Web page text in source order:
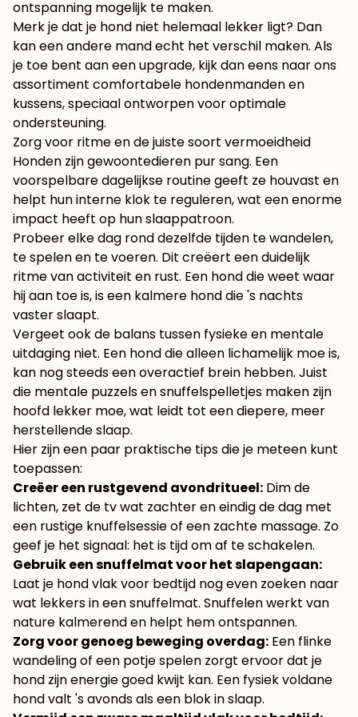
ontspanning mogelijk te maken.
Merk je dat je hond niet helemaal lekker ligt? Dan
kan een andere mand echt het verschil maken. Als
je toe bent aan een upgrade, kijk dan eens naar ons
assortiment comfortabele hondenmanden en
kussens, speciaal ontworpen voor optimale
ondersteuning.
Zorg voor ritme en de juiste soort vermoeidheid
Honden zijn gewoontedieren pur sang. Een
voorspelbare dagelijkse routine geeft ze houvast en
helpt hun interne klok te reguleren, wat een enorme
impact heeft op hun slaappatroon.
Probeer elke dag rond dezelfde tijden te wandelen,
te spelen en te voeren. Dit creëert een duidelijk
ritme van activiteit en rust. Een hond die weet waar
hij aan toe is, is een kalmere hond die 's nachts
vaster slaapt.
Vergeet ook de balans tussen fysieke en mentale
uitdaging niet. Een hond die alleen lichamelijk moe is,
kan nog steeds een overactief brein hebben. Juist
die mentale puzzels en snuffelspelletjes maken zijn
hoofd lekker moe, wat leidt tot een diepere, meer
herstellende slaap.
Hier zijn een paar praktische tips die je meteen kunt
toepassen:
Creëer een rustgevend avondritueel: Dim de
lichten, zet de tv wat zachter en eindig de dag met
een rustige knuffelsessie of een zachte massage. Zo
geef je het signaal: het is tijd om af te schakelen.
Gebruik een snuffelmat voor het slapengaan:
Laat je hond vlak voor bedtijd nog even zoeken naar
wat lekkers in een snuffelmat. Snuffelen werkt van
nature kalmerend en helpt hem ontspannen.
Zorg voor genoeg beweging overdag: Een flinke
wandeling of een potje spelen zorgt ervoor dat je
hond zijn energie goed kwijt kan. Een fysiek voldane
hond valt 's avonds als een blok in slaap.